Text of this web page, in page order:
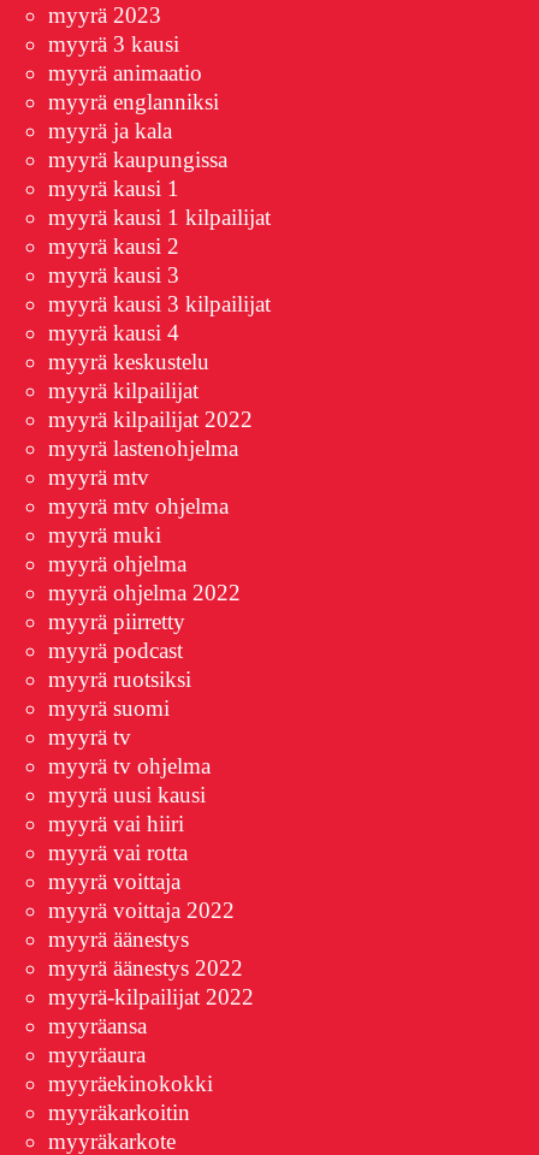
myyrä 2023
myyrä 3 kausi
myyrä animaatio
myyrä englanniksi
myyrä ja kala
myyrä kaupungissa
myyrä kausi 1
myyrä kausi 1 kilpailijat
myyrä kausi 2
myyrä kausi 3
myyrä kausi 3 kilpailijat
myyrä kausi 4
myyrä keskustelu
myyrä kilpailijat
myyrä kilpailijat 2022
myyrä lastenohjelma
myyrä mtv
myyrä mtv ohjelma
myyrä muki
myyrä ohjelma
myyrä ohjelma 2022
myyrä piirretty
myyrä podcast
myyrä ruotsiksi
myyrä suomi
myyrä tv
myyrä tv ohjelma
myyrä uusi kausi
myyrä vai hiiri
myyrä vai rotta
myyrä voittaja
myyrä voittaja 2022
myyrä äänestys
myyrä äänestys 2022
myyrä-kilpailijat 2022
myyräansa
myyräaura
myyräekinokokki
myyräkarkoitin
myyräkarkote